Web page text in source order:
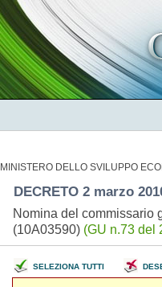
MINISTERO DELLO SVILUPPO
DECRETO 2 marzo
Nomina del commissario
(10A03590) (GU n.73 del
SELEZIONA TUTTI